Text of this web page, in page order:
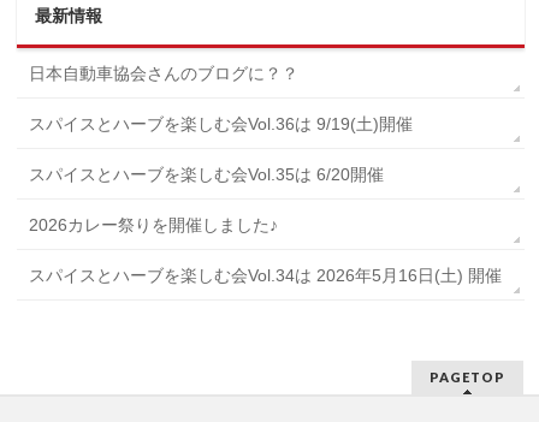
最新情報
日本自動車協会さんのブログに？？
スパイスとハーブを楽しむ会Vol.36は 9/19(土)開催
スパイスとハーブを楽しむ会Vol.35は 6/20開催
2026カレー祭りを開催しました♪
スパイスとハーブを楽しむ会Vol.34は 2026年5月16日(土) 開催
PAGETOP